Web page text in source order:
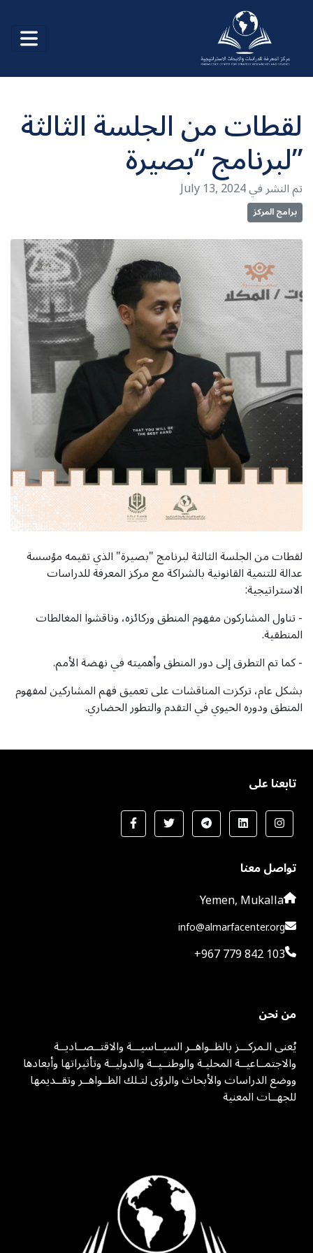
لقطات من الجلسة الثالثة
لبرنامج “بصيرة”
July 13, 2024 تم النشر في
برامج المركز
لقطات من الجلسة الثالثة لبرنامج "بصيرة" الذي تقيمه مؤسسة
عدالة للتنمية القانونية بالشراكة مع مركز المعرفة للدراسات
الاستراتيجية:
- تناول المشاركون مفهوم المنطق وركائزه، وناقشوا المغالطات
المنطقية.
- كما تم التطرق إلى دور المنطق وأهميته في نهضة الأمم.
بشكلعام، تركزت المناقشات على تعميق فهم المشاركين لمفهوم
المنطق ودوره الحيوي في التقدم والتطور الحضاري.
تابعنا على
تواصل معنا
Yemen, Mukalla
info@almarfacenter.org
+967 779 842 103
من نحن
يُعنى الـمركـــز بالظــواهــر السيــاسيـــة والاقتــصــاديــة
والاجتمــاعيــة المحليـة والوطنــيــة والدوليــة وتأثيراتها وأبعادها
ووضع الدراسات والأبحاث والرؤى لتـلك الظــواهــر وتقــديمها
للجهــات المعنية